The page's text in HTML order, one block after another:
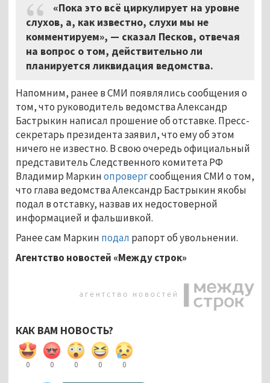
«Пока это всё циркулирует на уровне
слухов, а, как известно, слухи мы не
комментируем», — сказал Песков, отвечая
на вопрос о том, действительно ли
планируется ликвидация ведомства.
Напомним, ранее в СМИ появлялись сообщения о
том, что руководитель ведомства Александр
Бастрыкин написал прошение об отставке. Пресс-
секретарь президента заявил, что ему об этом
ничего не известно. В свою очередь официальный
представитель Следственного комитета РФ
Владимир Маркинопровергсообщения СМИ о том,
что глава ведомства Александр Бастрыкин якобы
подал в отставку, назвав их недостоверной
информацией и фальшивкой.
Ранее сам Маркин подал рапорт об увольнении.
Агентство новостей «Между строк»
КАК ВАМ НОВОСТЬ?
0 0 0 0 0